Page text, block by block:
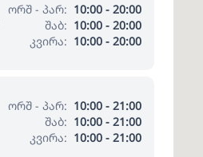
ორშ - პარ: 10:00 - 20:00
შაბ: 10:00 - 20:00
კვირა: 10:00 - 20:00
ორშ - პარ: 10:00 - 21:00
შაბ: 10:00 - 21:00
კვირა: 10:00 - 21:00